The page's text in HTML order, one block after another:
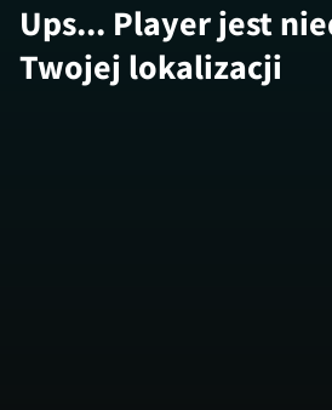
Ups... Player jest
Twojej lokalizacji